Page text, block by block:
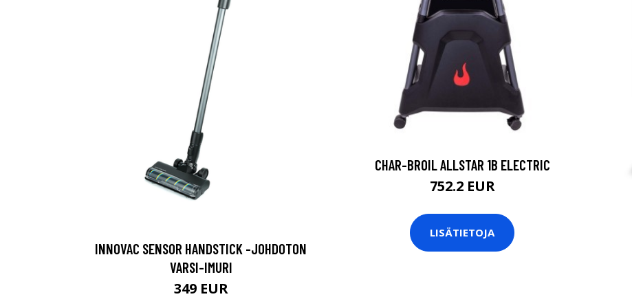
INNOVAC SENSOR HANDSTICK -JOHDOTON
VARSI-IMURI
349 EUR
CHAR-BROIL ALLSTAR 1B ELECTRIC
752.2 EUR
LISÄTIETOJA